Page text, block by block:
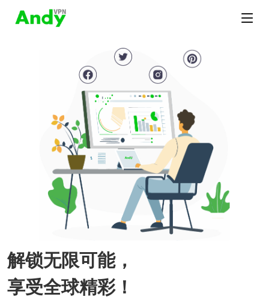
解锁无限可能，
享受全球精彩！